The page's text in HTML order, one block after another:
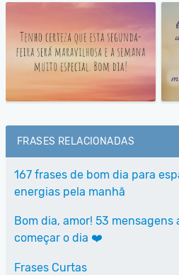
FRASES RELACIONADAS
167 frases de bom dia para
energias pela manhã
Bom dia, amor! 53 mensagens
começar o dia ❤️
Frases Curtas